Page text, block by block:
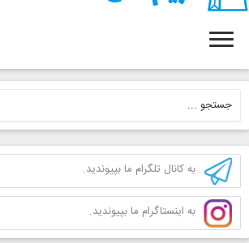
به کانال تلگرام ما بپیوندید.
به اینستاگرام ما بپیوندید.